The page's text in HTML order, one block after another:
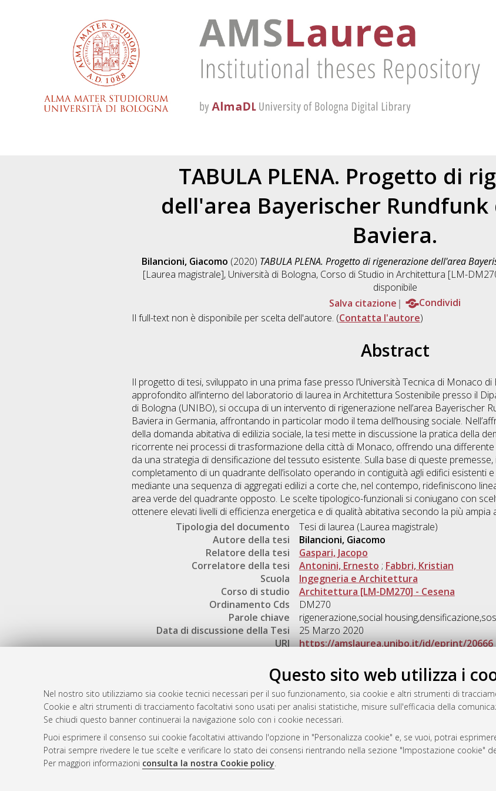
Questo sito web utilizza i
Nel nostro sito utilizziamo sia cookie tecnici necessari per il suo funzionamento, sia cookie e altri strumenti di
Cookie e altri strumenti di tracciamento facoltativi sono usati per analisi statistiche, misure sull'efficacia della
Se chiudi questo banner continuerai la navigazione solo con i cookie necessari.
Puoi esprimere il consenso sui cookie facoltativi attivando l'opzione in "Personalizza cookie" e, se vuoi, potrai
Potrai sempre rivedere le tue scelte e verificare lo stato dei consensi rientrando nella sezione "Impostazione cookie"
Per maggiori informazioni consulta la nostra Cookie policy.
TABULA PLENA. Progetto di
dell'area Bayerischer
Baviera.
Bilancioni, Giacomo (2020) TABULA PLENA. Progetto di rigenerazione dell'area
[Laurea magistrale], Università di Bologna, Corso di Studio in Architettura [LM-
disponibile
Salva citazione
Condividi
Il full-text non è disponibile per scelta dell'autore. (Contatta l'autore)
Abstract
Il progetto di tesi, sviluppato in una prima fase presso l’Università Tecnica di Monaco
approfondito all’interno del laboratorio di laurea in Architettura Sostenibile presso il
di Bologna (UNIBO), si occupa di un intervento di rigenerazione nell’area Bayerischer
Baviera in Germania, affrontando in particolar modo il tema dell’housing sociale.
della domanda abitativa di edilizia sociale, la tesi mette in discussione la pratica della
ricorrente nei processi di trasformazione della città di Monaco, offrendo una
da una strategia di densificazione del tessuto esistente. Sulla base di queste
completamento di un quadrante dell’isolato operando in contiguità agli edifici esistenti
mediante una sequenza di aggregati edilizi a corte che, nel contempo, ridefiniscono
area verde del quadrante opposto. Le scelte tipologico-funzionali si coniugano con
ottenere elevati livelli di efficienza energetica e di qualità abitativa secondo la più
Tipologia del documento
Tesi di laurea (Laurea magistrale)
Autore della tesi
Bilancioni, Giacomo
Relatore della tesi
Gaspari, Jacopo
Correlatore della tesi
Antonini, Ernesto ; Fabbri, Kristian
Scuola
Ingegneria e Architettura
Corso di studio
Architettura [LM-DM270] - Cesena
Ordinamento Cds
DM270
Parole chiave
rigenerazione,social
Data di discussione della Tesi
25 Marzo 2020
URI
https://amslaurea.unibo.it/id/eprint/20666
Gestione del documento:
Atom
Rss 1.0
Rss 2.0
AMS Laurea
Servizio implementato e gestito da
Impostazioni Cookie
Informativa sulla privacy
Condizioni d’uso del sito